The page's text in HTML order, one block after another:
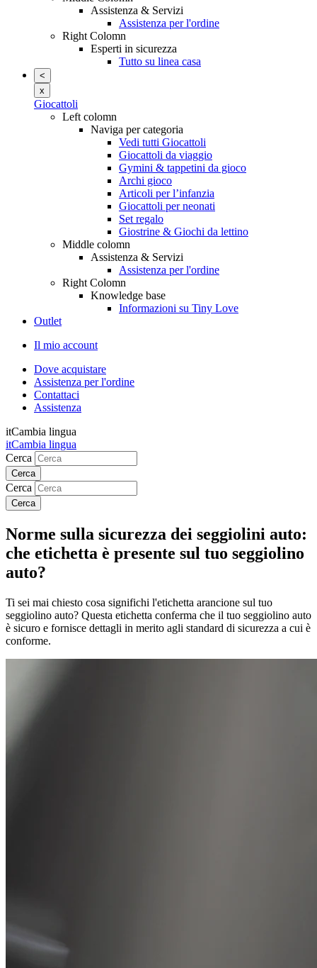
Assistenza & Servizi
Assistenza per l'ordine
Right Colomn
Esperti in sicurezza
Tutto su linea casa
<
x
Giocattoli
Left colomn
Naviga per categoria
Vedi tutti Giocattoli
Giocattoli da viaggio
Gymini & tappetini da gioco
Archi gioco
Articoli per l’infanzia
Giocattoli per neonati
Set regalo
Giostrine & Giochi da lettino
Middle colomn
Assistenza & Servizi
Assistenza per l'ordine
Right Colomn
Knowledge base
Informazioni su Tiny Love
Outlet
Il mio account
Dove acquistare
Assistenza per l'ordine
Contattaci
Assistenza
itCambia lingua
itCambia lingua
Cerca
Cerca
Norme sulla sicurezza dei seggiolini auto:
che etichetta è presente sul tuo seggiolino
auto?
Ti sei mai chiesto cosa significhi l'etichetta arancione sul tuo
seggiolino auto? Questa etichetta conferma che il tuo seggiolino auto
è sicuro e fornisce dettagli in merito agli standard di sicurezza a cui è
conforme.